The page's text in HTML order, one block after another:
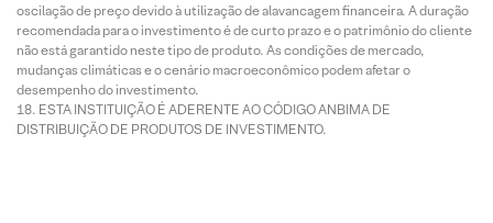
oscilação de preço devido à utilização de alavancagem financeira. A duração
recomendada para o investimento é de curto prazo e o patrimônio do cliente
não está garantido neste tipo de produto. As condições de mercado,
mudanças climáticas e o cenário macroeconômico podem afetar o
desempenho do investimento.
ESTA INSTITUIÇÃO É ADERENTE AO CÓDIGO ANBIMA DE
DISTRIBUIÇÃO DE PRODUTOS DE INVESTIMENTO.